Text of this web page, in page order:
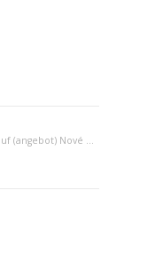
Baugrundstücke verkauf (angebot) Nové Zámky